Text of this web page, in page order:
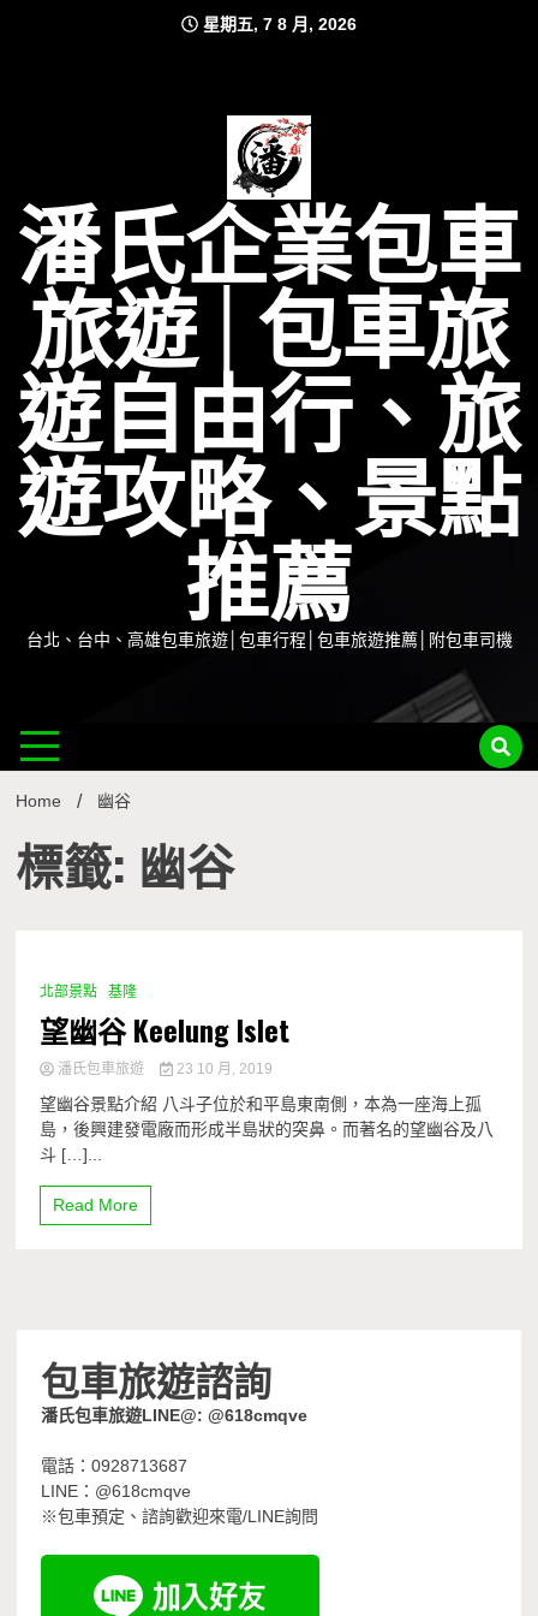
星期五, 7 8 月, 2026
潘氏企業包車
旅遊│包車旅
遊自由行、旅
遊攻略、景點
推薦
台北、台中、高雄包車旅遊│包車行程│包車旅遊推薦│附包車司機
Home 幽谷
標籤: 幽谷
0 Minutes
北部景點 基隆
望幽谷 Keelung Islet
潘氏包車旅遊 23 10 月, 2019
望幽谷景點介紹 八斗子位於和平島東南側，本為一座海上孤
島，後興建發電廠而形成半島狀的突鼻。而著名的望幽谷及八
斗 […]...
Read More
包車旅遊諮詢
潘氏包車旅遊LINE@: @618cmqve
電話：0928713687
LINE：@618cmqve
※包車預定、諮詢歡迎來電/LINE詢問